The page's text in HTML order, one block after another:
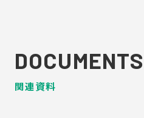
DOCUMENTS
関連資料